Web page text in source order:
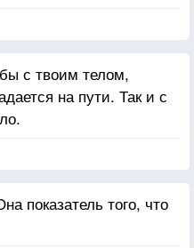
с твоим телом,
на пути. Так и с
показатель того, что